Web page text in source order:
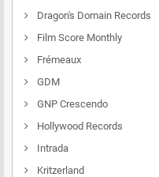
Dragon's Domain Records
Film Score Monthly
Frémeaux
GDM
GNP Crescendo
Hollywood Records
Intrada
Kritzerland